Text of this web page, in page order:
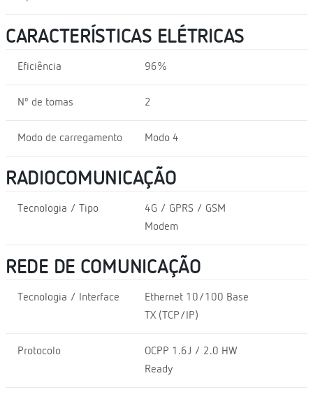
CARACTERÍSTICAS ELÉTRICAS
Eficiência 96%
Nº de tomas 2
Modo de carregamento Modo 4
RADIOCOMUNICAÇÃO
Tecnologia / Tipo
4G / GPRS / GSM
Modem
REDE DE COMUNICAÇÃO
Tecnologia / Interface
Ethernet 10/100 Base
TX (TCP/IP)
Protocolo
OCPP 1.6J / 2.0 HW
Ready